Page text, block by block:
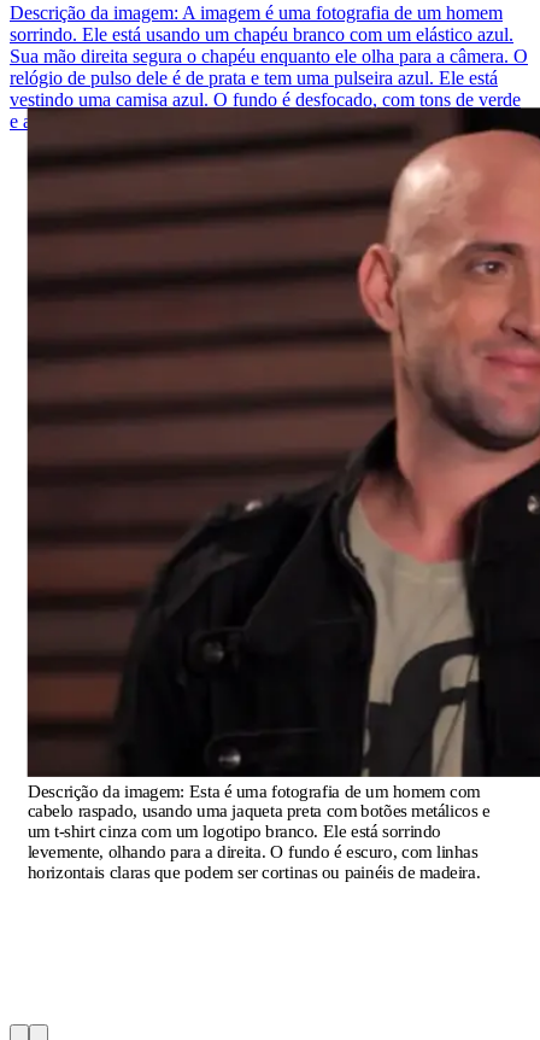
Descrição da imagem: A imagem é uma fotografia de um homem
sorrindo. Ele está usando um chapéu branco com um elástico azul.
Sua mão direita segura o chapéu enquanto ele olha para a câmera. O
relógio de pulso dele é de prata e tem uma pulseira azul. Ele está
vestindo uma camisa azul. O fundo é desfocado, com tons de verde
e azul.
Descrição da imagem: Esta é uma fotografia de um homem com
cabelo raspado, usando uma jaqueta preta com botões metálicos e
um t-shirt cinza com um logotipo branco. Ele está sorrindo
levemente, olhando para a direita. O fundo é escuro, com linhas
horizontais claras que podem ser cortinas ou painéis de madeira.